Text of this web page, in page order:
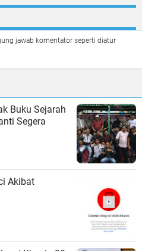
jawab komentator seperti diatur
Buku Sejarah
Segera
Akibat